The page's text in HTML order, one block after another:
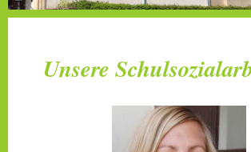
Unsere